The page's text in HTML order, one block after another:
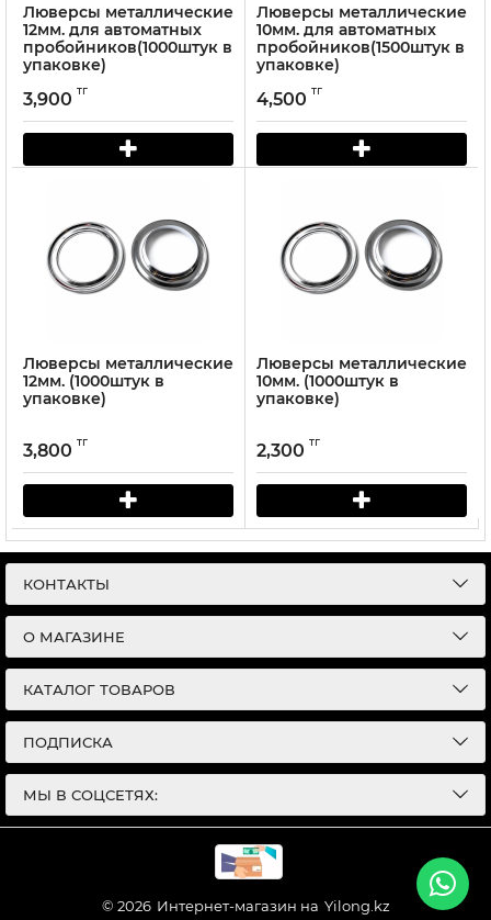
Люверсы металлические
12мм. для автоматных
пробойников(1000штук в
упаковке)
3,900 тг
Люверсы металлические
10мм. для автоматных
пробойников(1500штук в
упаковке)
4,500 тг
Люверсы металлические
12мм. (1000штук в
упаковке)
3,800 тг
Люверсы металлические
10мм. (1000штук в
упаковке)
2,300 тг
КОНТАКТЫ
О МАГАЗИНЕ
КАТАЛОГ ТОВАРОВ
ПОДПИСКА
МЫ В СОЦСЕТЯХ:
© 2026 Интернет-магазин на Yilong.kz